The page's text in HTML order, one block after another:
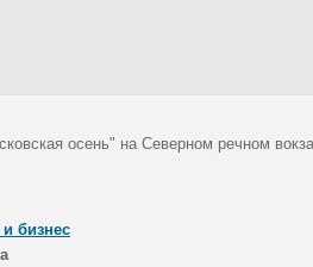
осень" на Северном речном
бизнес